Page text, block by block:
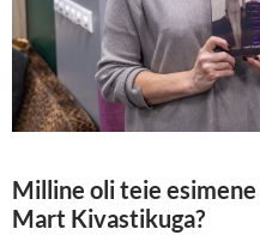
Milline oli teie
Mart Kivastikuga?